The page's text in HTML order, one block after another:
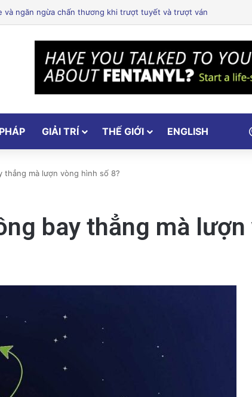
Xúc: Tại Sao Hollywood Đang Đón Nhận Tình Dục Một Cách Mạnh
GIẢI TRÍ THẾ GIỚI ENGLISH
thẳng mà lượn vòng hình số 8?
bay thẳng mà